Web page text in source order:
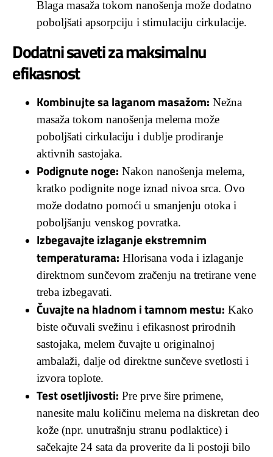
Blaga masaža tokom nanošenja može dodatno
poboljšati apsorpciju i stimulaciju cirkulacije.
Dodatni saveti za maksimalnu
efikasnost
Kombinujte sa laganom masažom: Nežna
masaža tokom nanošenja melema može
poboljšati cirkulaciju i dublje prodiranje
aktivnih sastojaka.
Podignute noge: Nakon nanošenja melema,
kratko podignite noge iznad nivoa srca. Ovo
može dodatno pomoći u smanjenju otoka i
poboljšanju venskog povratka.
Izbegavajte izlaganje ekstremnim
temperaturama: Hlorisana voda i izlaganje
direktnom sunčevom zračenju na tretirane vene
treba izbegavati.
Čuvajte na hladnom i tamnom mestu: Kako
biste očuvali svežinu i efikasnost prirodnih
sastojaka, melem čuvajte u originalnoj
ambalaži, dalje od direktne sunčeve svetlosti i
izvora toplote.
Test osetljivosti: Pre prve šire primene,
nanesite malu količinu melema na diskretan deo
kože (npr. unutrašnju stranu podlaktice) i
sačekajte 24 sata da proverite da li postoji bilo